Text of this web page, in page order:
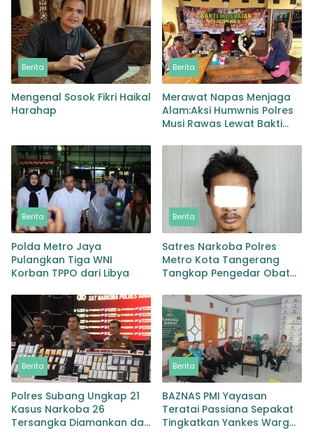
Berita
Mengenal Sosok Fikri Haikal
Harahap
Berita
Merawat Napas Menjaga
Alam:Aksi Humwnis Polres
Musi Rawas Lewat Bakti
Karhutla
Berita
Polda Metro Jaya
Pulangkan Tiga WNI
Korban TPPO dari Libya
Berita
Satres Narkoba Polres
Metro Kota Tangerang
Tangkap Pengedar Obat
Tramadol dan Hexymer
Disita
Berita
Polres Subang Ungkap 21
Kasus Narkoba 26
Tersangka Diamankan dan
Berita
BAZNAS PMI Yayasan
Teratai Passiana Sepakat
Tingkatkan Yankes Warga